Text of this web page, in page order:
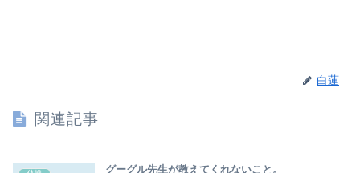
白蓮
関連記事
グーグル先生が教えてくれないこと。